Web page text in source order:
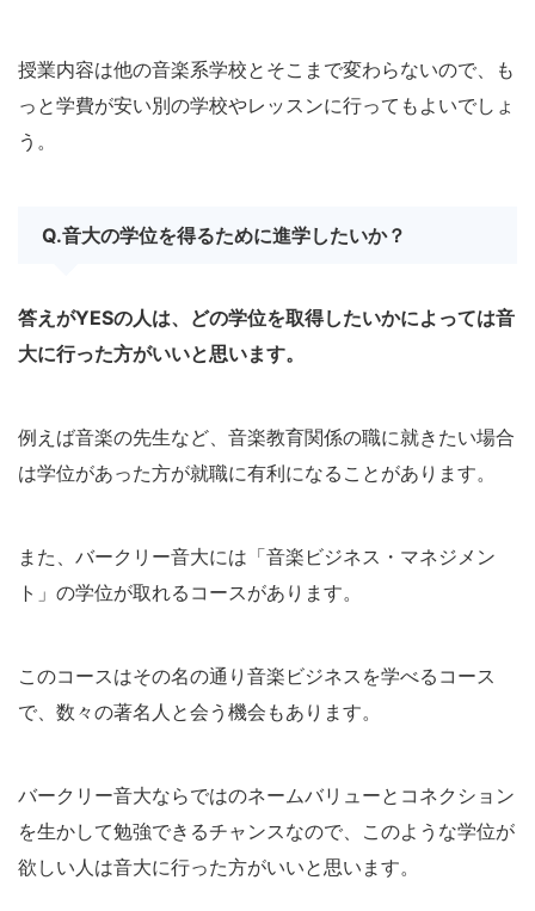
授業内容は他の音楽系学校とそこまで変わらないので、も
っと学費が安い別の学校やレッスンに行ってもよいでしょ
う。
Q.音大の学位を得るために進学したいか？
答えがYESの人は、どの学位を取得したいかによっては音
大に行った方がいいと思います。
例えば音楽の先生など、音楽教育関係の職に就きたい場合
は学位があった方が就職に有利になることがあります。
また、バークリー音大には「音楽ビジネス・マネジメン
ト」の学位が取れるコースがあります。
このコースはその名の通り音楽ビジネスを学べるコース
で、数々の著名人と会う機会もあります。
バークリー音大ならではのネームバリューとコネクション
を生かして勉強できるチャンスなので、このような学位が
欲しい人は音大に行った方がいいと思います。